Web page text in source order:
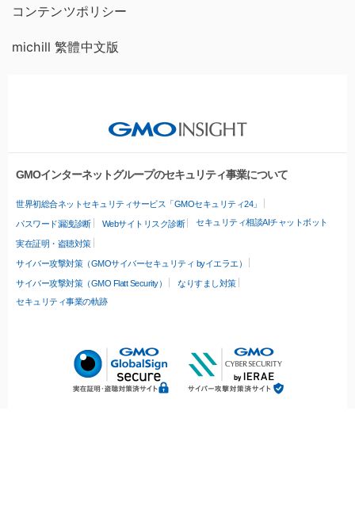
コンテンツポリシー
michill 繁體中文版
GMOインターネットグループのセキュリティ事業について
世界初総合ネットセキュリティサービス「GMOセキュリティ24」
パスワード漏洩診断 Webサイトリスク診断 セキュリティ相談AIチャットボット
実在証明・盗聴対策
サイバー攻撃対策（GMOサイバーセキュリティ byイエラエ）
サイバー攻撃対策（GMO Flatt Security）
なりすまし対策
セキュリティ事業の軌跡